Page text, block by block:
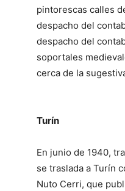
pintorescas calles
despacho del
despacho del
soportales
cerca de la
Turín
En junio de 1940,
se traslada a Turín
Nuto Cerri, que